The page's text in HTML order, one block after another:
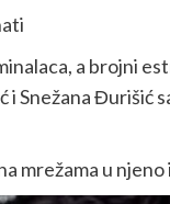
a brojni
Đurišić
mrežama u